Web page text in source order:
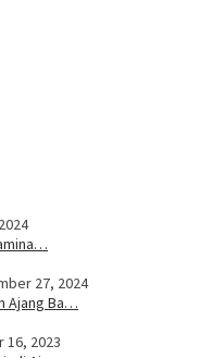
27, 2024
Ajang Ba…
2023